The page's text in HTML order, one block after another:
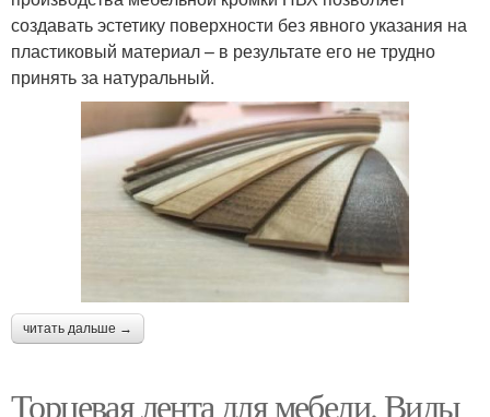
создавать эстетику поверхности без явного указания на
пластиковый материал – в результате его не трудно
принять за натуральный.
читать дальше →
Торцевая лента для мебели. Виды